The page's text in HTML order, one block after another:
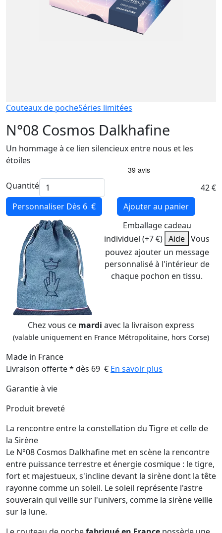
Couteaux de pocheSéries limitées
N°08 Cosmos Dalkhafine
Un hommage à ce lien silencieux entre nous et les
étoiles
Quantité
42 €
Personnaliser Dès 6 €
Ajouter au panier
Emballage cadeau
individuel (+7 €) Aide Vous
pouvez ajouter un message
personnalisé à l'intérieur de
chaque pochon en tissu.
Chez vous ce mardi avec la livraison express
(valable uniquement en France Métropolitaine, hors Corse)
Made in France
Livraison offerte * dès 69 € En savoir plus
Garantie à vie
Produit breveté
La rencontre entre la constellation du Tigre et celle de
la Sirène
Le N°08 Cosmos Dalkhafine met en scène la rencontre
entre puissance terrestre et énergie cosmique : le tigre,
fort et majestueux, s'incline devant la sirène dont la tête
rayonne comme un soleil. Le soleil représente l'astre
souverain qui veille sur l'univers, comme la sirène veille
sur la lune.